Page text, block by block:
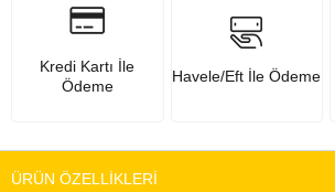
Kredi Kartı İle
Ödeme
Havele/Eft İle Ödeme
ÜRÜN ÖZELLIKLERI